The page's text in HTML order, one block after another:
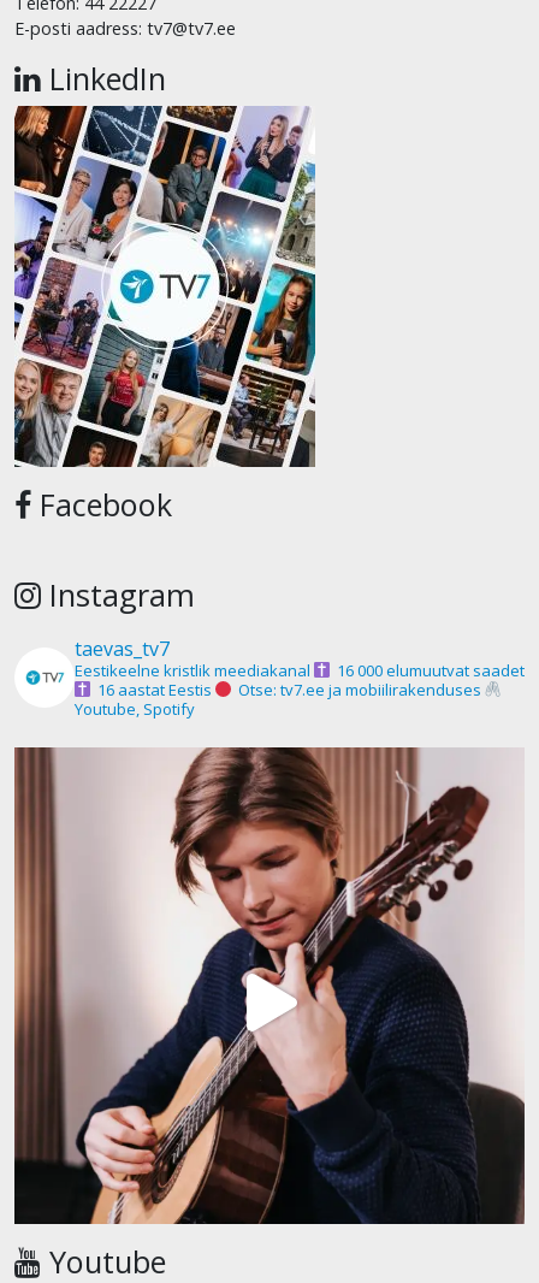
E-posti aadress: tv7@tv7.ee
LinkedIn
Facebook
Instagram
taevas_tv7
Eestikeelne kristlik meediakanal
16 000 elumuutvat saadet
16 aastat Eestis
Otse: tv7.ee ja mobiilirakenduses
Youtube, Spotify
Youtube